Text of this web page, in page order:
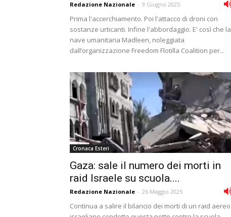
Redazione Nazionale - 9 Giugno 2025
Prima l'accerchiamento. Poi l'attacco di droni con
sostanze urticanti. Infine l'abbordaggio. E' così che la
nave umanitaria Madleen, noleggiata
dall’organizzazione Freedom Flotilla Coalition per...
Cronaca Esteri
Gaza: sale il numero dei morti in
raid Israele su scuola....
Redazione Nazionale - 26 Maggio 2025
Continua a salire il bilancio dei morti di un raid aereo